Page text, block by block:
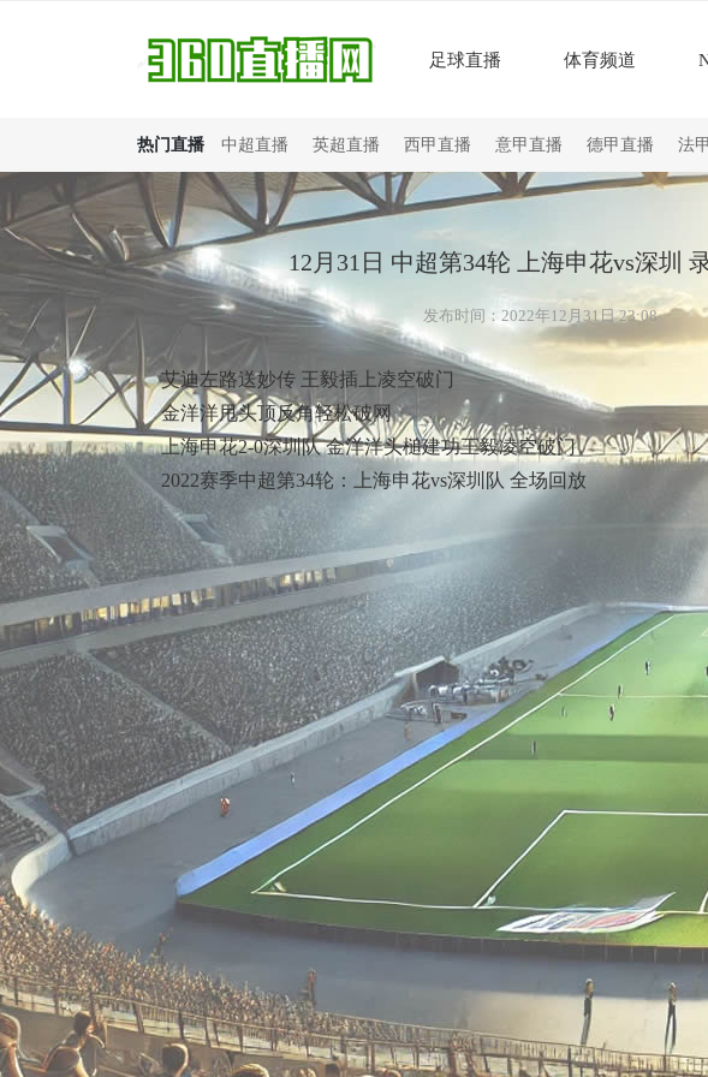
足球直播 体育频道
热门直播 中超直播 英超直播 西甲直播 意甲直播 德甲直播 法
12月31日 中超第34轮 上海申花vs深圳
发布时间：2022年12月31日 23:08
艾迪左路送妙传 王毅插上凌空破门
金洋洋甩头顶反角轻松破网
上海申花2-0深圳队 金洋洋头槌建功王毅凌空破门
2022赛季中超第34轮：上海申花vs深圳队 全场回放